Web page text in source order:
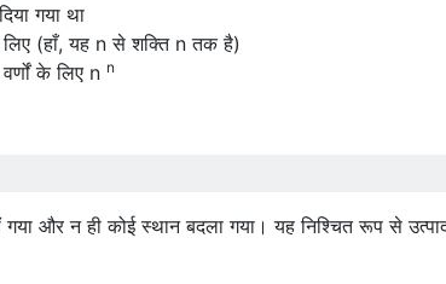
गया था
(हाँ, यह n से शक्ति n तक है)
के लिए n n
और न ही कोई स्थान बदला गया। यह निश्चित रूप से